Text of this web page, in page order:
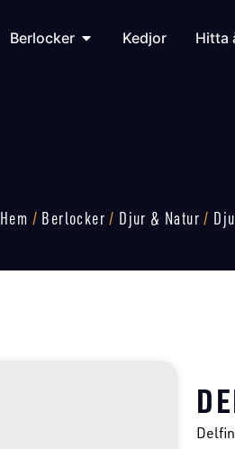
Berlocker Kedjor Hitta
Hem / Berlocker / Djur & Natur /